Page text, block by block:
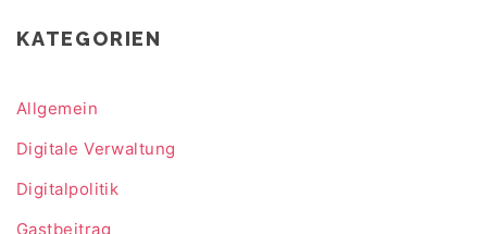
KATEGORIEN
Allgemein
Digitale Verwaltung
Digitalpolitik
Gastbeitrag